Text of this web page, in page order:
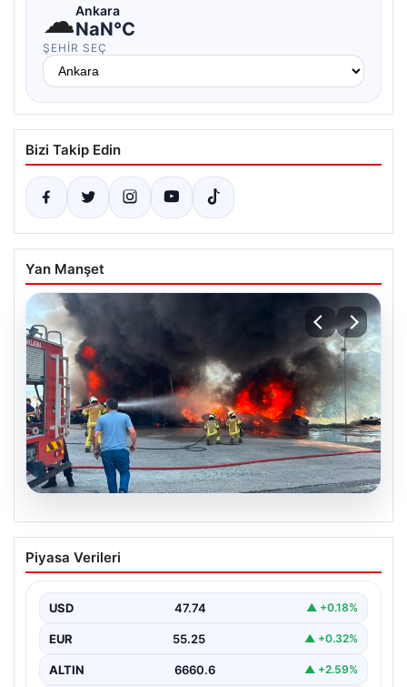
☁Ankara
NaN°C
ŞEHIR SEÇ
Bizi Takip Edin
Yan Manşet
Dumanlar ilçeyi kapladı: Bursa’da
tamirhanede yangın
Piyasa Verileri
USD 47.74 ▲ +0.18%
EUR 55.25 ▲ +0.32%
ALTIN 6660.6 ▲ +2.59%